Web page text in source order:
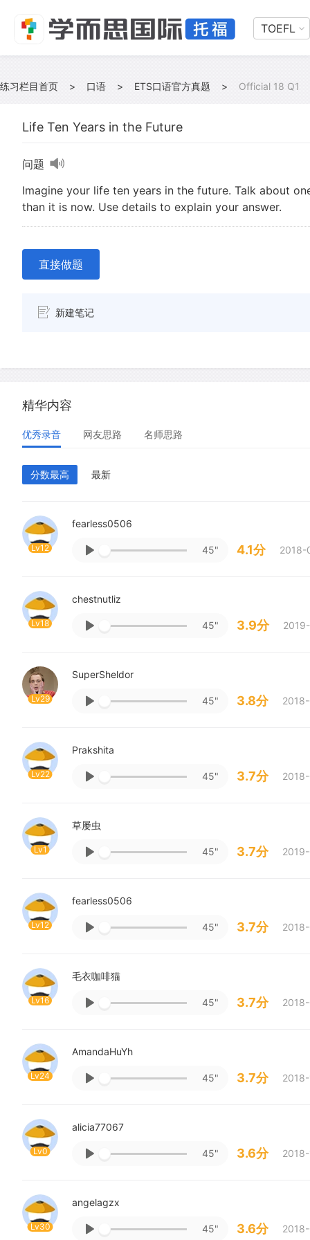
TOEFL
练习栏目首页 > 口语 > ETS口语官方真题 > Official 18 Q1
Life Ten Years in the Future
问题
Imagine your life ten years in the future. Talk about
than it is now. Use details to explain your answer.
直接做题
新建笔记
精华内容
优秀录音 网友思路 名师思路
分数最高 最新
Lv12
fearless0506
45" 4.1分 2018-
Lv18
chestnutliz
45" 3.9分
Lv29
SuperSheldor
45" 3.8分
Lv22
Prakshita
45" 3.7分
Lv1
草屡虫
45" 3.7分
Lv12
fearless0506
45" 3.7分
Lv16
毛衣咖啡猫
45" 3.7分
Lv24
AmandaHuYh
45" 3.7分
Lv0
alicia77067
45" 3.6分
Lv30
angelagzx
45" 3.6分